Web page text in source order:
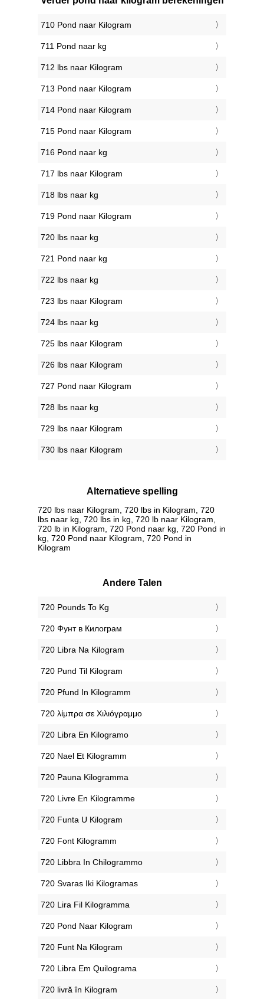
710 Pond naar Kilogram
711 Pond naar kg
712 lbs naar Kilogram
713 Pond naar Kilogram
714 Pond naar Kilogram
715 Pond naar Kilogram
716 Pond naar kg
717 lbs naar Kilogram
718 lbs naar kg
719 Pond naar Kilogram
720 lbs naar kg
721 Pond naar kg
722 lbs naar kg
723 lbs naar Kilogram
724 lbs naar kg
725 lbs naar Kilogram
726 lbs naar Kilogram
727 Pond naar Kilogram
728 lbs naar kg
729 lbs naar Kilogram
730 lbs naar Kilogram
Alternatieve spelling
720 lbs naar Kilogram, 720 lbs in Kilogram, 720
lbs naar kg, 720 lbs in kg, 720 lb naar Kilogram,
720 lb in Kilogram, 720 Pond naar kg, 720 Pond in
kg, 720 Pond naar Kilogram, 720 Pond in
Kilogram
Andere Talen
‎720 Pounds To Kg
‎720 Фунт в Килограм
‎720 Libra Na Kilogram
‎720 Pund Til Kilogram
‎720 Pfund In Kilogramm
‎720 λίμπρα σε Χιλιόγραμμο
‎720 Libra En Kilogramo
‎720 Nael Et Kilogramm
‎720 Pauna Kilogramma
‎720 Livre En Kilogramme
‎720 Funta U Kilogram
‎720 Font Kilogramm
‎720 Libbra In Chilogrammo
‎720 Svaras Iki Kilogramas
‎720 Lira Fil Kilogramma
‎720 Pond Naar Kilogram
‎720 Funt Na Kilogram
‎720 Libra Em Quilograma
‎720 livră în Kilogram